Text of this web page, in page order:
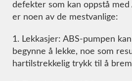
defekter som kan oppstå
er noen av de mestvanlige:
1. Lekkasjer: ABS-pumpen
begynne å lekke, noe som
hartilstrekkelig trykk til å